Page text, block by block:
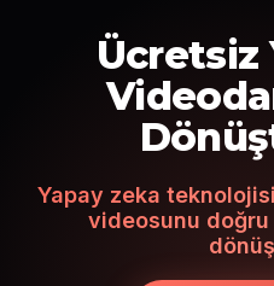
Ücretsiz
Yapay zeka
videosunu